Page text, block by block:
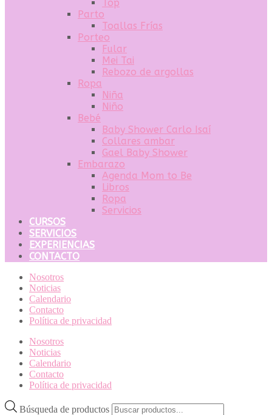
Top
Parto
Toallas Frías
Porteo
Fular
Mei Tai
Rebozo de argollas
Ropa
Niña
Niño
Bebé
Baby Shower Carlo Isaí
Collares ambar
Gael Baby Shower
Embarazo
Agenda Mom to Be
Libros
Ropa
Servicios
CURSOS
SERVICIOS
EXPERIENCIAS
CONTACTO
Nosotros
Noticias
Calendario
Contacto
Política de privacidad
Nosotros
Noticias
Calendario
Contacto
Política de privacidad
Búsqueda de productos